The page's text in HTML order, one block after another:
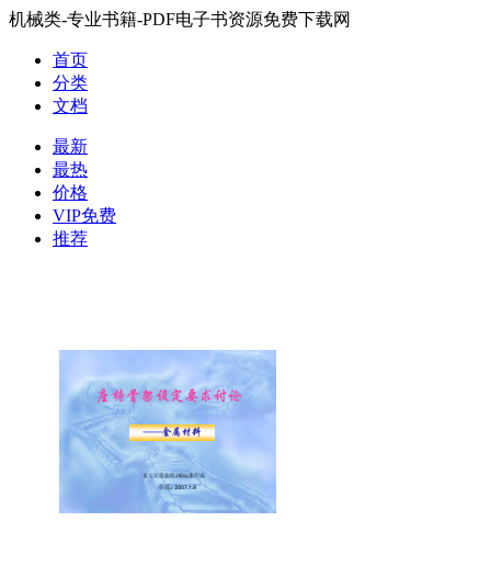
机械类-专业书籍-PDF电子书资源免费下载网
首页
分类
文档
最新
最热
价格
VIP免费
推荐